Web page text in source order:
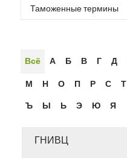
Всё А Б В Г Д
М
Н О П Р С Т
Ъ
Ы Ь Э Ю Я
ГНИВЦ